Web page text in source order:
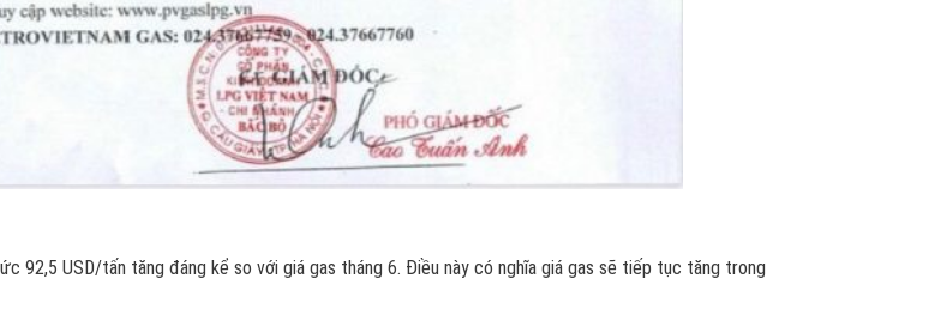
92,5 USD/tấn tăng đáng kể so với giá gas tháng 6. Điều này có nghĩa giá gas sẽ tiếp tục tăng trong